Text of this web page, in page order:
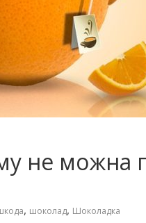
не можна
, шоколад, Шоколадка